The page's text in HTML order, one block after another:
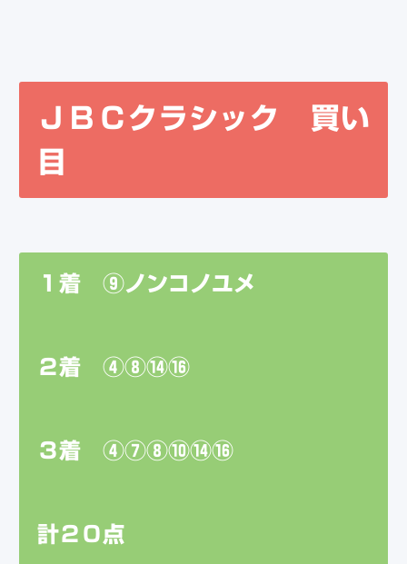
ＪＢＣクラシック 買い
目
１着 ⑨ノンコノユメ
２着 ④⑧⑭⑯
３着 ④⑦⑧⑩⑭⑯
計２０点